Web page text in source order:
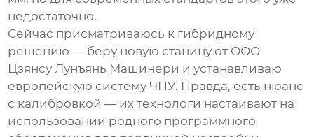
недостаточно.
Сейчас присматриваюсь к гибридному
решению — беру новую станину от ООО
Цзянсу Лунъянь Машинери и устанавливаю
европейскую систему ЧПУ. Правда, есть нюанс
с калибровкой — их технологи настаивают на
использовании родного программного